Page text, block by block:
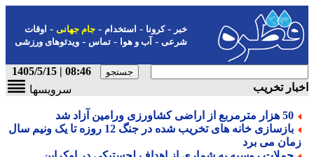
-کرونا-استخدام- جام جهانی-اوقات
شرعی-آب و هوا-تماس-ویدئوهای ورزشی
08:46 | 1405/5/15
تخریب
سرویسها
50 هزار مترمربع از اراضی کشاورزی ورامین آزاد شد
بازسازی خانه های تخریب شده در جنگ 12 روزه تا یک ونیم سال
می برد